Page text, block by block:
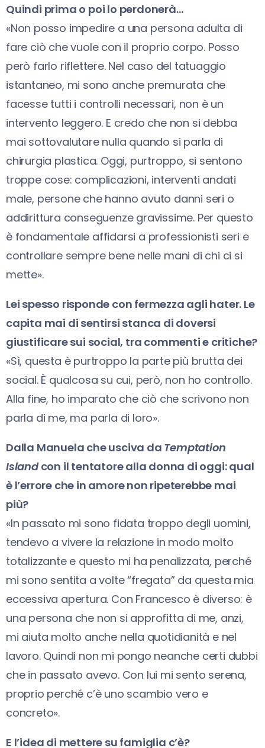
Quindi prima o poi lo perdonerà…
«Non posso impedire a una persona adulta di
fare ciò che vuole con il proprio corpo. Posso
però farlo riflettere. Nel caso del tatuaggio
istantaneo, mi sono anche premurata che
facesse tutti i controlli necessari, non è un
intervento leggero. E credo che non si debba
mai sottovalutare nulla quando si parla di
chirurgia plastica. Oggi, purtroppo, si sentono
troppe cose: complicazioni, interventi andati
male, persone che hanno avuto danni seri o
addirittura conseguenze gravissime. Per questo
è fondamentale affidarsi a professionisti seri e
controllare sempre bene nelle mani di chi ci si
mette».
Lei spesso risponde con fermezza agli hater. Le
capita mai di sentirsi stanca di doversi
giustificare sui social, tra commenti e critiche?
«Sì, questa è purtroppo la parte più brutta dei
social. È qualcosa su cui, però, non ho controllo.
Alla fine, ho imparato che ciò che scrivono non
parla di me, ma parla di loro».
Dalla Manuela che usciva da Temptation
Islandcon il tentatore alla donna di oggi: qual
è l’errore che in amore non ripeterebbe mai
più?
«In passato mi sono fidata troppo degli uomini,
tendevo a vivere la relazione in modo molto
totalizzante e questo mi ha penalizzata, perché
mi sono sentita a volte “fregata” da questa mia
eccessiva apertura. Con Francesco è diverso: è
una persona che non si approfitta di me, anzi,
mi aiuta molto anche nella quotidianità e nel
lavoro. Quindi non mi pongo neanche certi dubbi
che in passato avevo. Con lui mi sento serena,
proprio perché c’è uno scambio vero e
concreto».
E l’idea di mettere su famiglia c’è?